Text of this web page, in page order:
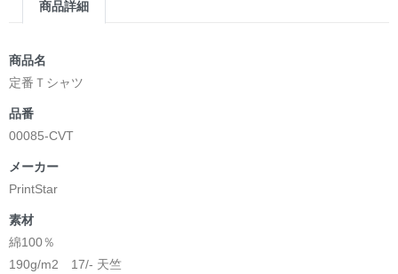
商品詳細
商品名
定番Ｔシャツ
品番
00085-CVT
メーカー
PrintStar
素材
綿100％
190g/m2 17/- 天竺